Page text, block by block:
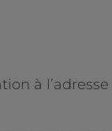
à l’adresse